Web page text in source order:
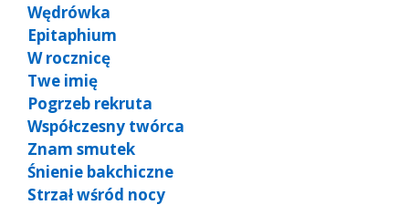
Wędrówka
Epitaphium
W rocznicę
Twe imię
Pogrzeb rekruta
Współczesny twórca
Znam smutek
Śnienie bakchiczne
Strzał wśród nocy